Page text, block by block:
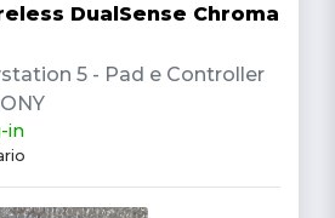
DualSense Chroma
5 - Pad e Controller
in